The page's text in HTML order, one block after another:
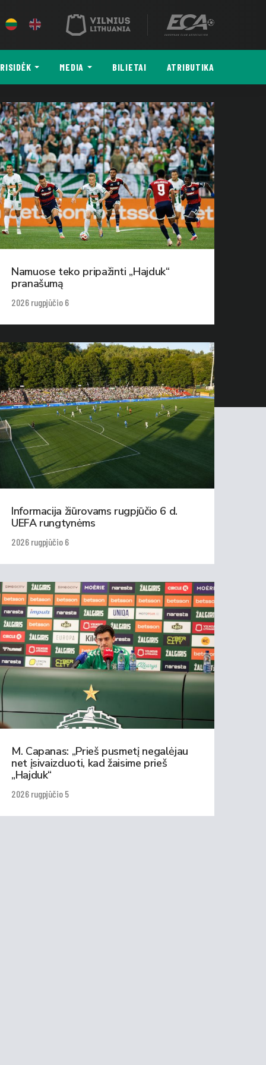
MEDIA BILIETAI ATRIBUTIKA
Namuose teko pripažinti „Hajduk“
pranašumą
2026 rugpjūčio 6
Informacija žiūrovams rugpjūčio 6 d.
UEFA rungtynėms
2026 rugpjūčio 6
M. Capanas: „Prieš pusmetį negalėjau
net įsivaizduoti, kad žaisime prieš
„Hajduk“
2026 rugpjūčio 5